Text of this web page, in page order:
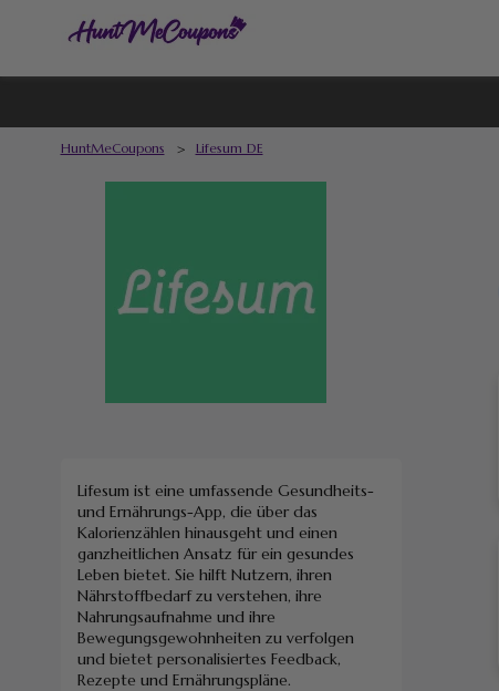
HuntMeCoupons > Lifesum DE
Lifesum ist eine umfassende Gesundheits-
und Ernährungs-App, die über das
Kalorienzählen hinausgeht und einen
ganzheitlichen Ansatz für ein gesundes
Leben bietet. Sie hilft Nutzern, ihren
Nährstoffbedarf zu verstehen, ihre
Nahrungsaufnahme und ihre
Bewegungsgewohnheiten zu verfolgen
und bietet personalisiertes Feedback,
Rezepte und Ernährungspläne.